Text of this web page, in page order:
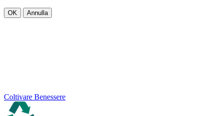
OK Annulla
Coltivare Benessere